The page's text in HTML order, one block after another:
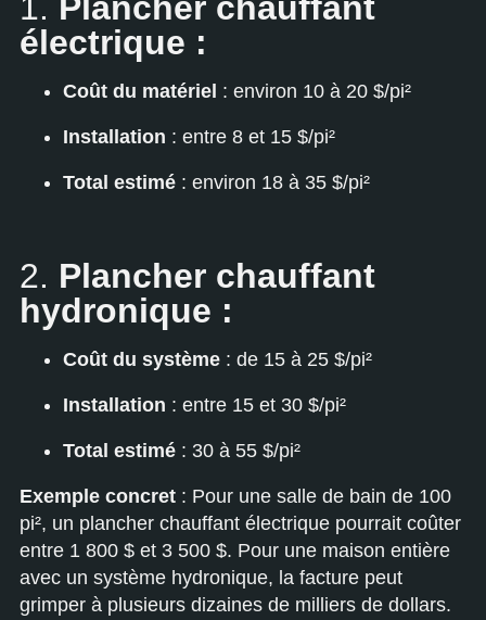
électrique :
Coût du matériel : environ 10 à 20 $/pi²
Installation : entre 8 et 15 $/pi²
Total estimé : environ 18 à 35 $/pi²
2. Plancher chauffant
hydronique :
Coût du système : de 15 à 25 $/pi²
Installation : entre 15 et 30 $/pi²
Total estimé : 30 à 55 $/pi²
Exemple concret : Pour une salle de bain de 100
pi², un plancher chauffant électrique pourrait coûter
entre 1 800 $ et 3 500 $. Pour une maison entière
avec un système hydronique, la facture peut
grimper à plusieurs dizaines de milliers de dollars.